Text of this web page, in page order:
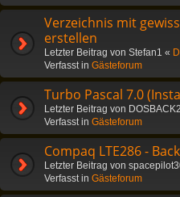
Verzeichnis mit
erstellen
Letzter Beitrag von Stefan1 «
Verfasst in Gästeforum
Turbo Pascal 7.0
Letzter Beitrag von
Verfasst in Gästeforum
Compaq LTE286 -
Letzter Beitrag von
Verfasst in Gästeforum